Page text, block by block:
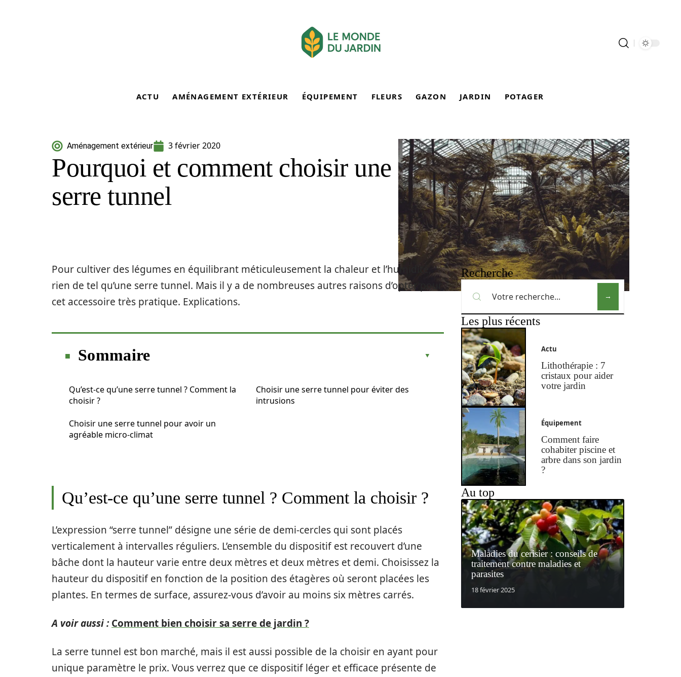
ACTU AMÉNAGEMENT EXTÉRIEUR ÉQUIPEMENT FLEURS GAZON JARDIN POTAGER
Aménagement extérieur 3 février 2020
Pourquoi et comment choisir une
serre tunnel
Pour cultiver des légumes en équilibrant méticuleusement la chaleur et l’humidité,
rien de tel qu’une serre tunnel. Mais il y a de nombreuses autres raisons d’opter pour
cet accessoire très pratique. Explications.
Sommaire
Qu’est-ce qu’une serre tunnel ? Comment la
choisir ?
Choisir une serre tunnel pour avoir un
agréable micro-climat
Choisir une serre tunnel pour éviter des
intrusions
Qu’est-ce qu’une serre tunnel ? Comment la choisir ?
L’expression “serre tunnel” désigne une série de demi-cercles qui sont placés
verticalement à intervalles réguliers. L’ensemble du dispositif est recouvert d’une
bâche dont la hauteur varie entre deux mètres et deux mètres et demi. Choisissez la
hauteur du dispositif en fonction de la position des étagères où seront placées les
plantes. En termes de surface, assurez-vous d’avoir au moins six mètres carrés.
A voir aussi : Comment bien choisir sa serre de jardin ?
La serre tunnel est bon marché, mais il est aussi possible de la choisir en ayant pour
unique paramètre le prix. Vous verrez que ce dispositif léger et efficace présente de
Recherche
Les plus récents
Actu
Lithothérapie : 7
cristaux pour aider
votre jardin
Équipement
Comment faire
cohabiter piscine et
arbre dans son jardin
?
Au top
Maladies du cerisier : conseils de
traitement contre maladies et
parasites
18 février 2025